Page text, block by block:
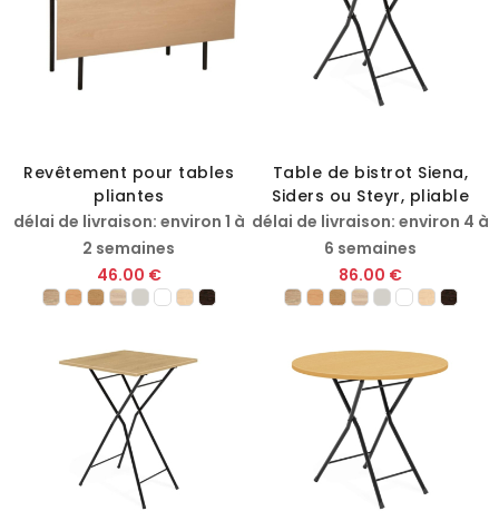
Revêtement pour tables
pliantes
délai de livraison: environ 1 à
2 semaines
46.00 €
Table de bistrot Siena,
Siders ou Steyr, pliable
délai de livraison: environ 4 à
6 semaines
86.00 €